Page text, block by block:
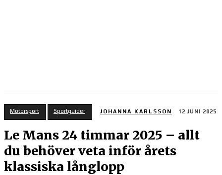
Motorsport Sportguider JOHANNA KARLSSON 12 JUNI 2025
Le Mans 24 timmar 2025 – allt
du behöver veta inför årets
klassiska långlopp